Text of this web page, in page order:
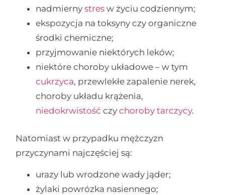
nadmiernystres w życiu codziennym;
ekspozycja na toksyny czy organiczne
środki chemiczne;
przyjmowanie niektórych leków;
niektóre choroby układowe – w tym
cukrzyca, przewlekłe zapalenie nerek,
choroby układu krążenia,
niedokrwistość czychoroby tarczycy.
Natomiast w przypadku mężczyzn
przyczynami najczęściej są:
urazy lub wrodzone wady jąder;
żylaki powrózka nasiennego;